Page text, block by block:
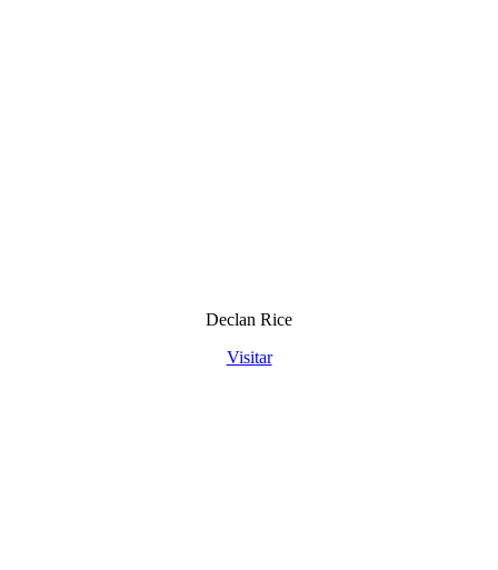
Declan Rice
Visitar